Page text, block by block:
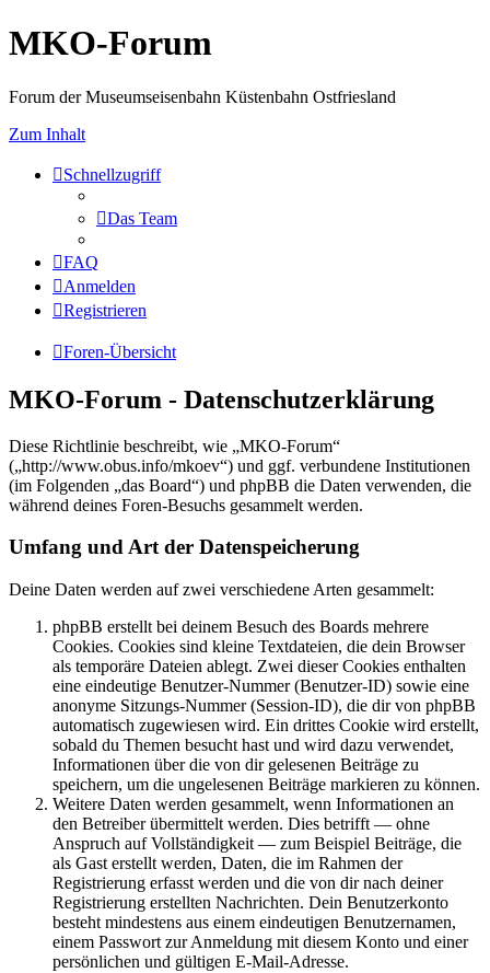
MKO-Forum
Forum der Museumseisenbahn Küstenbahn Ostfriesland
Zum Inhalt
Schnellzugriff
Das Team
FAQ
Anmelden
Registrieren
Foren-Übersicht
MKO-Forum - Datenschutzerklärung
Diese Richtlinie beschreibt, wie „MKO-Forum“
(„http://www.obus.info/mkoev“) und ggf. verbundene Institutionen
(im Folgenden „das Board“) und phpBB die Daten verwenden, die
während deines Foren-Besuchs gesammelt werden.
Umfang und Art der Datenspeicherung
Deine Daten werden auf zwei verschiedene Arten gesammelt:
phpBB erstellt bei deinem Besuch des Boards mehrere
Cookies. Cookies sind kleine Textdateien, die dein Browser
als temporäre Dateien ablegt. Zwei dieser Cookies enthalten
eine eindeutige Benutzer-Nummer (Benutzer-ID) sowie eine
anonyme Sitzungs-Nummer (Session-ID), die dir von phpBB
automatisch zugewiesen wird. Ein drittes Cookie wird erstellt,
sobald du Themen besucht hast und wird dazu verwendet,
Informationen über die von dir gelesenen Beiträge zu
speichern, um die ungelesenen Beiträge markieren zu können.
Weitere Daten werden gesammelt, wenn Informationen an
den Betreiber übermittelt werden. Dies betrifft — ohne
Anspruch auf Vollständigkeit — zum Beispiel Beiträge, die
als Gast erstellt werden, Daten, die im Rahmen der
Registrierung erfasst werden und die von dir nach deiner
Registrierung erstellten Nachrichten. Dein Benutzerkonto
besteht mindestens aus einem eindeutigen Benutzernamen,
einem Passwort zur Anmeldung mit diesem Konto und einer
persönlichen und gültigen E-Mail-Adresse.